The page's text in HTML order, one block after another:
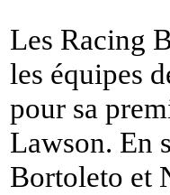
Les Racing
les équipes
pour sa
Lawson. En
Bortoleto et